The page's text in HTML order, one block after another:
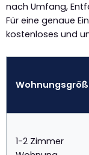
nach Umfang,
Für eine genaue
kostenloses und
1-2 Zimmer